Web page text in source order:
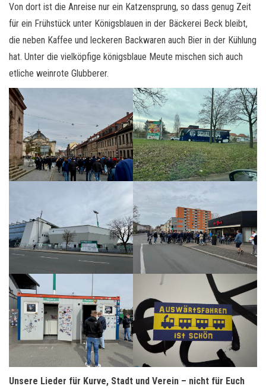
Von dort ist die Anreise nur ein Katzensprung, so dass genug Zeit
für ein Frühstück unter Königsblauen in der Bäckerei Beck bleibt,
die neben Kaffee und leckeren Backwaren auch Bier in der Kühlung
hat. Unter die vielköpfige königsblaue Meute mischen sich auch
etliche weinrote Glubberer.
Unsere Lieder für Kurve, Stadt und Verein – nicht für Euch